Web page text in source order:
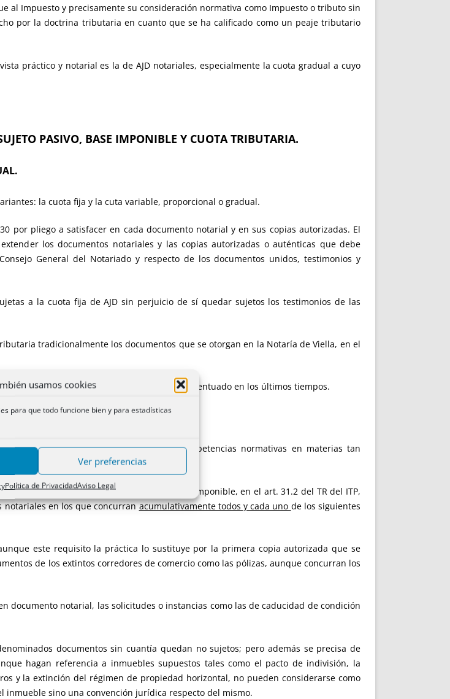
usamos cookies
para que todo funcione bien y para estadísticas
Ver preferencias
Política de PrivacidadAviso Legal
al Impuesto y precisamente su consideración normativa como Impuesto o tributo sin
por la doctrina tributaria en cuanto que se ha calificado como un peaje tributario
práctico y notarial es la de AJD notariales, especialmente la cuota gradual a cuyo
PASIVO, BASE IMPONIBLE Y CUOTA TRIBUTARIA.
la cuota fija y la cuta variable, proporcional o gradual.
por pliego a satisfacer en cada documento notarial y en sus copias autorizadas. El
los documentos notariales y las copias autorizadas o auténticas que debe
General del Notariado y respecto de los documentos unidos, testimonios y
a la cuota fija de AJD sin perjuicio de sí quedar sujetos los testimonios de las
tradicionalmente los documentos que se otorgan en la Notaría de Viella, en el
gradual, cuya relevancia impositiva se ha acentuado en los últimos tiempos.
IMPONIBLE.
CCAA en la Ley 22/2009 que tiene competencias normativas en materias tan
técnica pues hacer referencia a la base imponible, en el art. 31.2 del TR del ITP,
notariales en los que concurranacumulativamente todos y cada uno de los siguientes
este requisito la práctica lo sustituye por la primera copia autorizada que se
de los extintos corredores de comercio como las pólizas, aunque concurran los
documento notarial, las solicitudes o instancias como las de caducidad de condición
documentos sin cuantía quedan no sujetos; pero además se precisa de
hagan referencia a inmuebles supuestos tales como el pacto de indivisión, la
y la extinción del régimen de propiedad horizontal, no pueden considerarse como
inmueble sino una convención jurídica respecto del mismo.